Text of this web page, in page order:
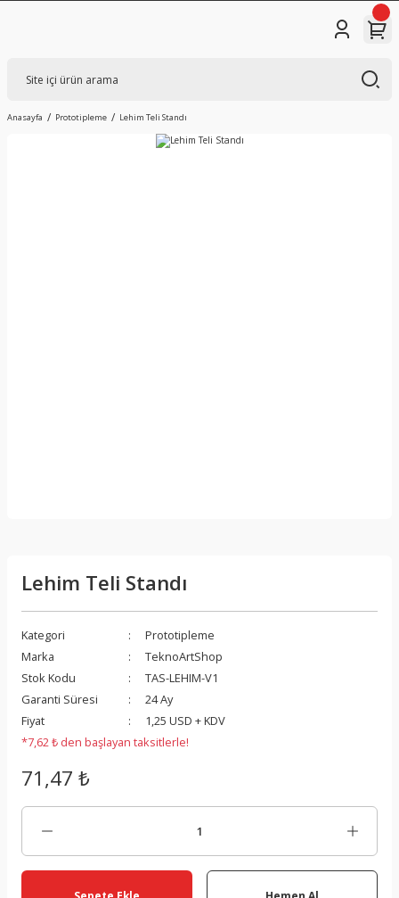
Anasayfa Prototipleme Lehim Teli Standı
Lehim Teli Standı
Kategori
Prototipleme
Marka
TeknoArtShop
Stok Kodu
TAS-LEHIM-V1
Garanti Süresi
24 Ay
Fiyat
1,25 USD + KDV
*7,62 ₺ den başlayan taksitlerle!
71,47 ₺
Sepete Ekle Hemen Al